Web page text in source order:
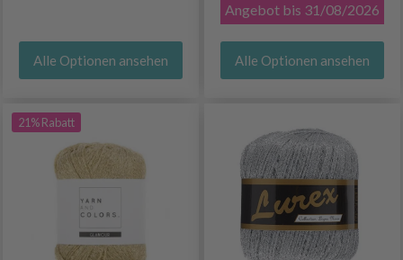
Alle Optionen ansehen
Angebot bis 31/08/2026
Alle Optionen ansehen
21% Rabatt